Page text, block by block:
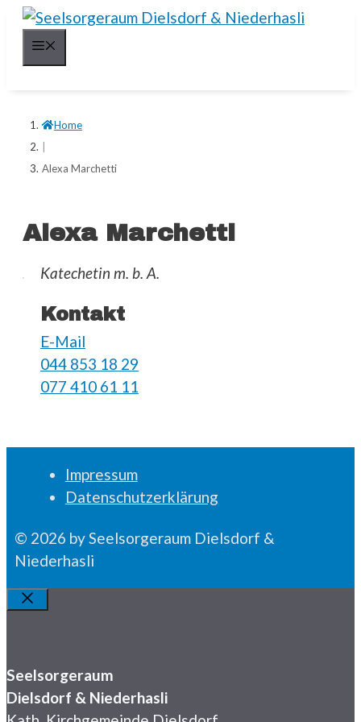
Springe
Inhalt
Home
Alexa Marchetti
Alexa Marchetti
Katechetin m. b. A.
Kontakt
E-Mail
044 853 18 29
077 410 61 11
Impressum
Datenschutzerklärung
© 2026 by Seelsorgeraum Dielsdorf &
Niederhasli
Schliessen
Seelsorgeraum
Dielsdorf & Niederhasli